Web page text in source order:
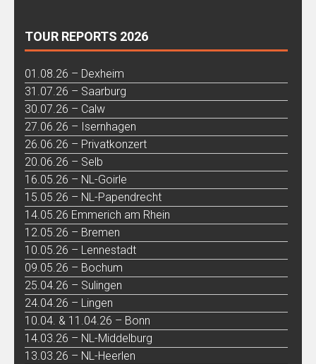
TOUR REPORTS 2026
01.08.26 – Dexheim
31.07.26 – Saarburg
30.07.26 – Calw
27.06.26 – Isernhagen
26.06.26 – Privatkonzert
20.06.26 – Selb
16.05.26 – NL-Goirle
15.05.26 – NL-Papendrecht
14.05.26 Emmerich am Rhein
12.05.26 – Bremen
10.05.26 – Lennestadt
09.05.26 – Bochum
25.04.26 – Sulingen
24.04.26 – Lingen
10.04. & 11.04.26 – Bonn
14.03.26 – NL-Middelburg
13.03.26 – NL-Heerlen